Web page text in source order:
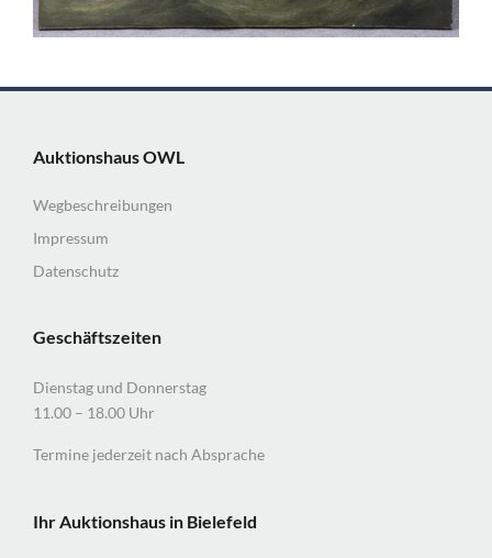
Auktionshaus OWL
Wegbeschreibungen
Impressum
Datenschutz
Geschäftszeiten
Dienstag und Donnerstag
11.00 – 18.00 Uhr
Termine jederzeit nach Absprache
Ihr Auktionshaus in Bielefeld